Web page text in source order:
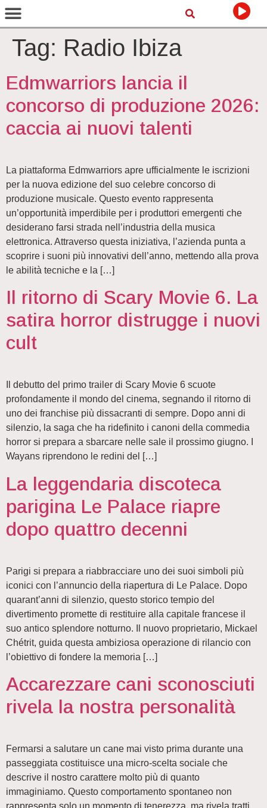
Tag: Radio Ibiza
Edmwarriors lancia il
concorso di produzione 2026:
caccia ai nuovi talenti
La piattaforma Edmwarriors apre ufficialmente le iscrizioni
per la nuova edizione del suo celebre concorso di
produzione musicale. Questo evento rappresenta
un’opportunità imperdibile per i produttori emergenti che
desiderano farsi strada nell’industria della musica
elettronica. Attraverso questa iniziativa, l’azienda punta a
scoprire i suoni più innovativi dell’anno, mettendo alla prova
le abilità tecniche e la […]
Il ritorno di Scary Movie 6. La
satira horror distrugge i nuovi
cult
Il debutto del primo trailer di Scary Movie 6 scuote
profondamente il mondo del cinema, segnando il ritorno di
uno dei franchise più dissacranti di sempre. Dopo anni di
silenzio, la saga che ha ridefinito i canoni della commedia
horror si prepara a sbarcare nelle sale il prossimo giugno. I
Wayans riprendono le redini del […]
La leggendaria discoteca
parigina Le Palace riapre
dopo quattro decenni
Parigi si prepara a riabbracciare uno dei suoi simboli più
iconici con l’annuncio della riapertura di Le Palace. Dopo
quarant’anni di silenzio, questo storico tempio del
divertimento promette di restituire alla capitale francese il
suo antico splendore notturno. Il nuovo proprietario, Mickael
Chétrit, guida questa ambiziosa operazione di rilancio con
l’obiettivo di fondere la memoria […]
Accarezzare cani sconosciuti
rivela la nostra personalità
Fermarsi a salutare un cane mai visto prima durante una
passeggiata costituisce una micro-scelta sociale che
descrive il nostro carattere molto più di quanto
immaginiamo. Questo comportamento spontaneo non